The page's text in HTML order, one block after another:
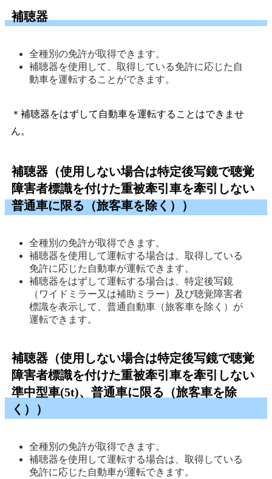
補聴器
全種別の免許が取得できます。
補聴器を使用して、取得している免許に応じた自
動車を運転することができます。
＊補聴器をはずして自動車を運転することはできませ
ん。
補聴器（使用しない場合は特定後写鏡で聴覚
障害者標識を付けた重被牽引車を牽引しない
普通車に限る（旅客車を除く））
全種別の免許が取得できます。
補聴器を使用して運転する場合は、取得している
免許に応じた自動車が運転できます。
補聴器をはずして運転する場合は、特定後写鏡
（ワイドミラー又は補助ミラー）及び聴覚障害者
標識を表示して、普通自動車（旅客車を除く）が
運転できます。
補聴器（使用しない場合は特定後写鏡で聴覚
障害者標識を付けた重被牽引車を牽引しない
準中型車(5t)、普通車に限る（旅客車を除
く））
全種別の免許が取得できます。
補聴器を使用して運転する場合は、取得している
免許に応じた自動車が運転できます。